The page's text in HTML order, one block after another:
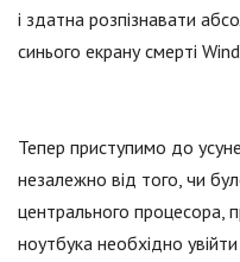
і здатна розпізнавати
синього екрану смерті
Тепер приступимо до
незалежно від того, чи
центрального процесора,
ноутбука необхідно